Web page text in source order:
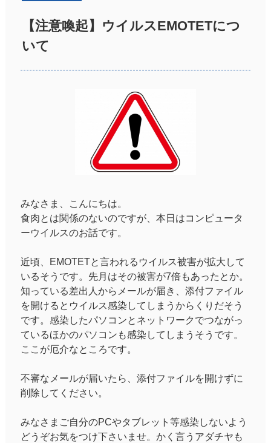
【注意喚起】ウイルスEMOTETにつ
いて
みなさま、こんにちは。
食肉とは関係のないのですが、本日はコンピュータ
ーウイルスのお話です。
近頃、EMOTETと言われるウイルス被害が拡大して
いるそうです。先月はその被害が7倍もあったとか。
知っている差出人からメールが届き、添付ファイル
を開けるとウイルス感染してしまうからくりだそう
です。感染したパソコンとネットワークでつながっ
ているほかのパソコンも感染してしまうそうです。
ここが厄介なところです。
不審なメールが届いたら、添付ファイルを開けずに
削除してください。
みなさまご自分のPCやタブレット等感染しないよう
どうぞお気をつけ下さいませ。かく言うアダチヤも